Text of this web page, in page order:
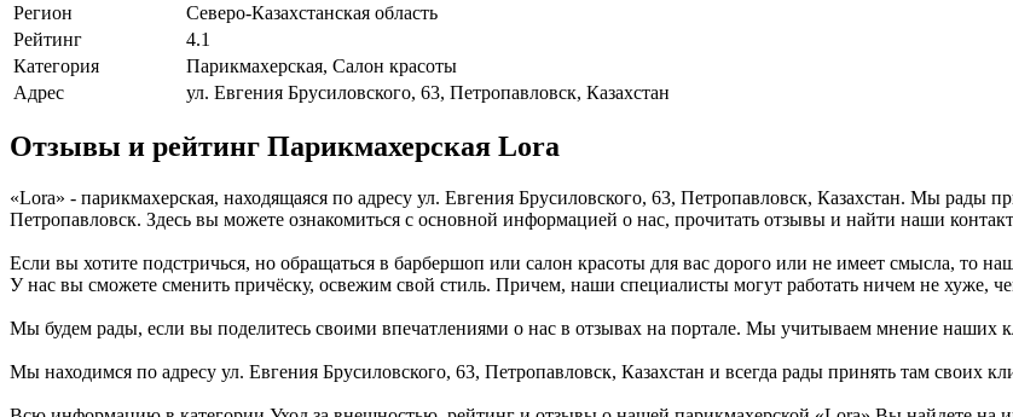
Регион
Северо-Казахстанская область
Рейтинг
4.1
Категория
Парикмахерская, Салон красоты
Адрес
ул. Евгения Брусиловского, 63, Петропавловск, Казахстан
Отзывы и рейтинг Парикмахерская Lora
«Lora» - парикмахерская, находящаяся по адресу ул. Евгения Брусиловского, 63, Петропавловск, Казахстан. Мы рады
Петропавловск. Здесь вы можете ознакомиться с основной информацией о нас, прочитать отзывы и найти наши
Если вы хотите подстричься, но обращаться в барбершоп или салон красоты для вас дорого или не имеет смысла, то
У нас вы сможете сменить причёску, освежим свой стиль. Причем, наши специалисты могут работать ничем не хуже,
Мы будем рады, если вы поделитесь своими впечатлениями о нас в отзывах на портале. Мы учитываем мнение наших
Мы находимся по адресу ул. Евгения Брусиловского, 63, Петропавловск, Казахстан и всегда рады принять там своих